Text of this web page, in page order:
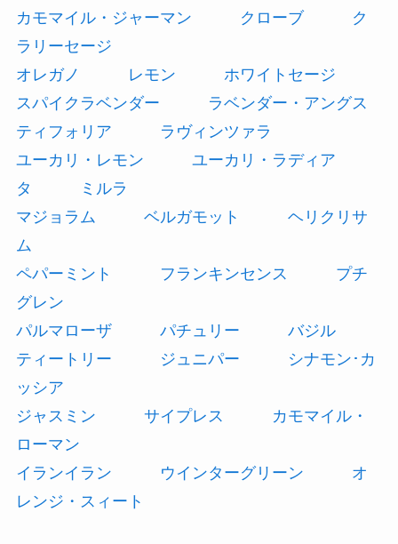
カモマイル・ジャーマン
クローブ
ク
ラリーセージ
オレガノ
レモン
ホワイトセージ
スパイクラベンダー
ラベンダー・アングス
ティフォリア
ラヴィンツァラ
ユーカリ・レモン
ユーカリ・ラディア
タ
ミルラ
マジョラム
ベルガモット
ヘリクリサ
ム
ペパーミント
フランキンセンス
プチ
グレン
パルマローザ
パチュリー
バジル
ティートリー
ジュニパー
シナモン･カ
ッシア
ジャスミン
サイプレス
カモマイル・
ローマン
イランイラン
ウインターグリーン
オ
レンジ・スィート